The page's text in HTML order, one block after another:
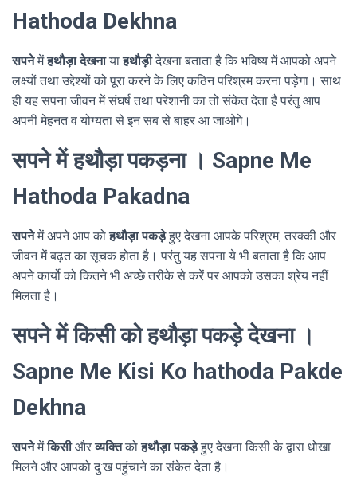
Hathoda Dekhna
सपनेमेंहथौड़ा देखनायाहथौड़ीदेखना बताता है कि भविष्य में आपको अपने
लक्ष्यों तथा उद्देश्यों को पूरा करने के लिए कठिन परिश्रम करना पड़ेगा। साथ
ही यह सपना जीवन में संघर्ष तथा परेशानी का तो संकेत देता है परंतु आप
अपनी मेहनत व योग्यता से इन सब से बाहर आ जाओगे।
सपने में हथौड़ा पकड़ना । Sapne Me
Hathoda Pakadna
सपनेमें अपने आप कोहथौड़ा पकड़ेहुए देखना आपके परिश्रम, तरक्की और
जीवन में बढ़त का सूचक होता है। परंतु यह सपना ये भी बताता है कि आप
अपने कार्यो को कितने भी अच्छे तरीके से करें पर आपको उसका श्रेय नहीं
मिलता है।
सपने में किसी को हथौड़ा पकड़े देखना ।
Sapne Me Kisi Ko hathoda Pakde
Dekhna
सपनेमेंकिसीऔरव्यक्तिकोहथौड़ा पकड़ेहुए देखना किसी के द्वारा धोखा
मिलने और आपको दु:ख पहुंचाने का संकेत देता है।